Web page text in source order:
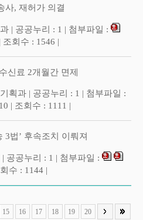
사, 재허가 의결
| 공공누리 : 1 | 첨부파일 :
조회수 : 1546 |
신료 2개월간 면제
획과 | 공공누리 : 1 | 첨부파일 :
| 조회수 : 1111 |
3법’ 후속조치 이뤄져
공공누리 : 1 | 첨부파일 :
수 : 1144 |
15 16 17 18 19 20